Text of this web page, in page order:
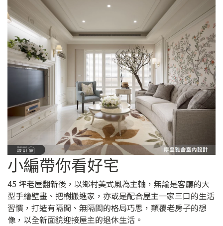
小編帶你看好宅
45 坪老屋翻新後，以鄉村美式風為主軸，無論是客廳的大
型手繪壁畫、把樹搬進家，亦或是配合屋主一家三口的生活
習慣，打造有隔間、無隔閡的格局巧思，顛覆老房子的想
像，以全新面貌迎接屋主的退休生活。